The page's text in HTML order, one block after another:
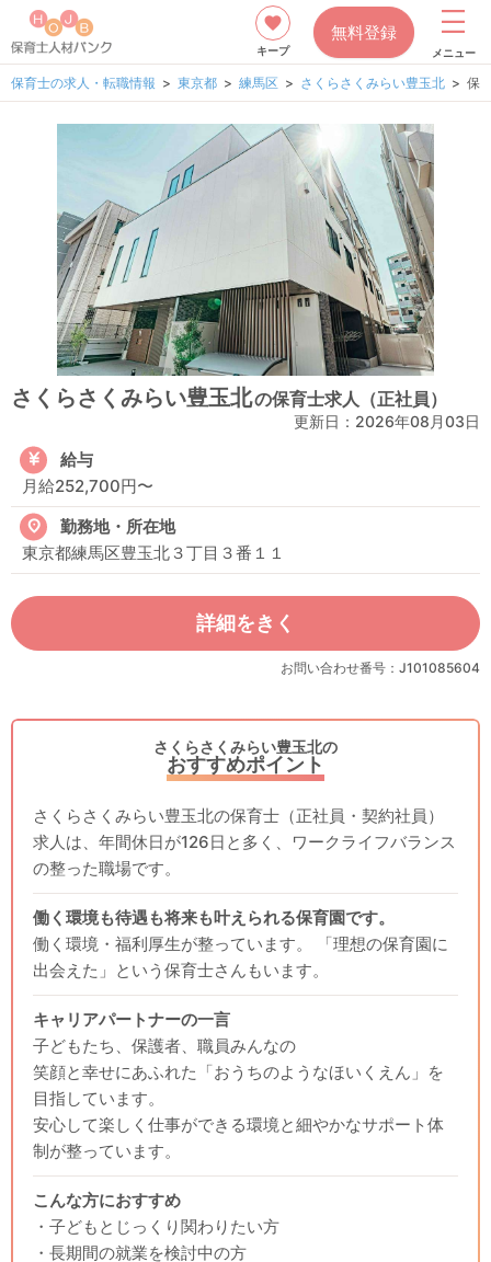
キープ
無料登録
メニュー
保育士の求人・転職情報 東京都 練馬区 さくらさくみらい豊玉北 保
さくらさくみらい豊玉北の保育士求人（正社員）
更新日： 2026年08月03日
給与
月給252,700円〜
勤務地・所在地
東京都練馬区豊玉北３丁目３番１１
詳細をきく
お問い合わせ番号：J101085604
さくらさくみらい豊玉北の
おすすめポイント
さくらさくみらい豊玉北の保育士（正社員・契約社員）
求人は、年間休日が126日と多く、ワークライフバランス
の整った職場です。
働く環境も待遇も将来も叶えられる保育園です。
働く環境・福利厚生が整っています。 「理想の保育園に
出会えた」という保育士さんもいます。
キャリアパートナーの一言
子どもたち、保護者、職員みんなの
笑顔と幸せにあふれた「おうちのようなほいくえん」を
目指しています。
安心して楽しく仕事ができる環境と細やかなサポート体
制が整っています。
こんな方におすすめ
・子どもとじっくり関わりたい方
・長期間の就業を検討中の方